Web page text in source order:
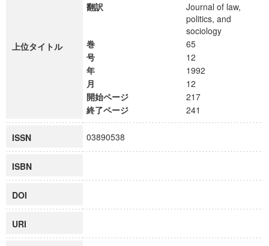
上位タイトル
翻訳
Journal of law,
politics, and
sociology
巻
65
号
12
年
1992
月
12
開始ページ
217
終了ページ
241
ISSN 03890538
ISBN
DOI
URI